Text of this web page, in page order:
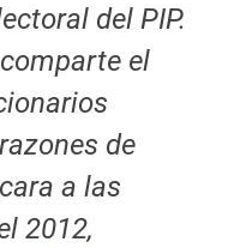
del PIP.
el
de
a las
2012,